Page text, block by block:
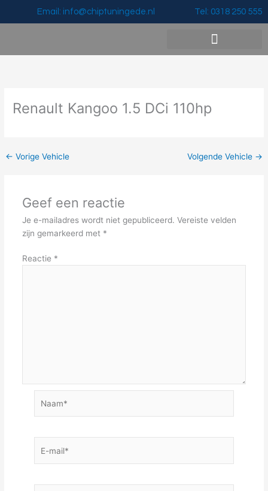
Email: info@chiptuningede.nl Tel: 0318 250 555
Renault Kangoo 1.5 DCi 110hp
← Vorige Vehicle Volgende Vehicle →
Geef een reactie
Je e-mailadres wordt niet gepubliceerd. Vereiste velden
zijn gemarkeerd met *
Reactie *
mail*